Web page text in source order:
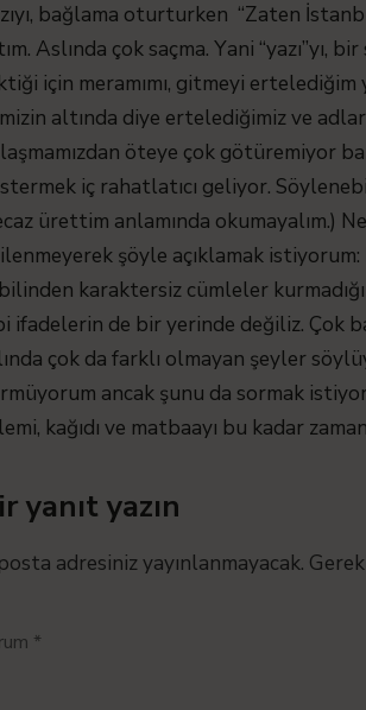
bağlama oturturken “Zaten
Aslında çok saçma. Yani
için meramımı, gitmeyi
altında diye ertelediğimiz ve
öteye çok götüremiyor
iç rahatlatıcı geliyor.
ürettim anlamında okumayalım.)
şöyle açıklamak
karaktersiz cümleler
ifadelerin de bir yerinde değiliz. Çok
çok da farklı olmayan şeyler
ancak şunu da sormak
kağıdı ve matbaayı bu kadar
yanıt yazın
adresiniz yayınlanmayacak.
*